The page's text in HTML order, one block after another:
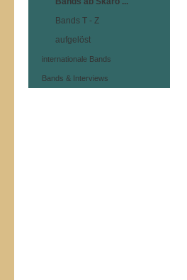
Bands T - Z
aufgelöst
internationale Bands
Bands & Interviews